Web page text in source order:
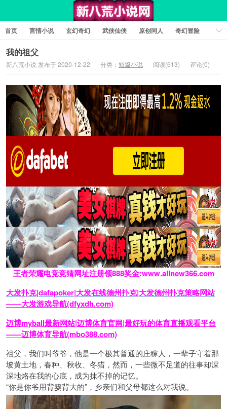
首页 言情小说 玄幻奇幻 武侠仙侠 原创同人
奇幻冒险
女性向小说
军事历史
短篇小说 科幻未来 经典文学 耽美小说
我的祖父
新八荒小说 发布于 2020-12-22 分类： 短篇小说 阅读(613) 评论(0)
王者荣耀电竞竞猜网址注册领888奖金:www.allnew366.com
大发扑克|dafapoker|大发在线德州扑克|大发德州扑克策略网站
——大发游戏导航(dfyxdh.com)
迈博myball最新网站|迈博体育官网|最好玩的体育直播观看平台
——迈博体育导航(mbo388.com)
祖父，我们叫爷爷，他是一个极其普通的庄稼人，一辈子守着那
坡黄土地，春种、秋收、冬猎，然而，一些微不足道的往事却深
深地烙在我的心底，成为抹不掉的记忆。
“你是你爷用背篓背大的”，乡亲们和父母都这么对我说。